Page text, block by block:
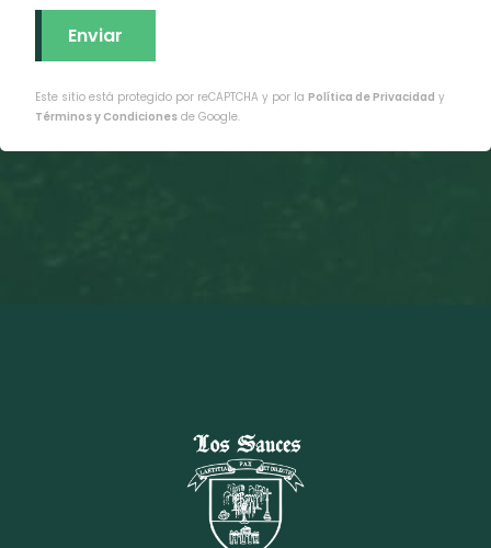
Este sitio está protegido por reCAPTCHA y por la Política de Privacidad y
Términos y Condiciones de Google.